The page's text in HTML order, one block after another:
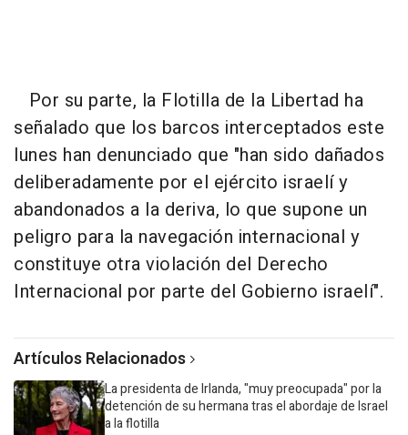
Por su parte, la Flotilla de la Libertad ha
señalado que los barcos interceptados este
lunes han denunciado que "han sido dañados
deliberadamente por el ejército israelí y
abandonados a la deriva, lo que supone un
peligro para la navegación internacional y
constituye otra violación del Derecho
Internacional por parte del Gobierno israelí".
Artículos Relacionados
La presidenta de Irlanda, "muy preocupada" por la
detención de su hermana tras el abordaje de Israel
a la flotilla